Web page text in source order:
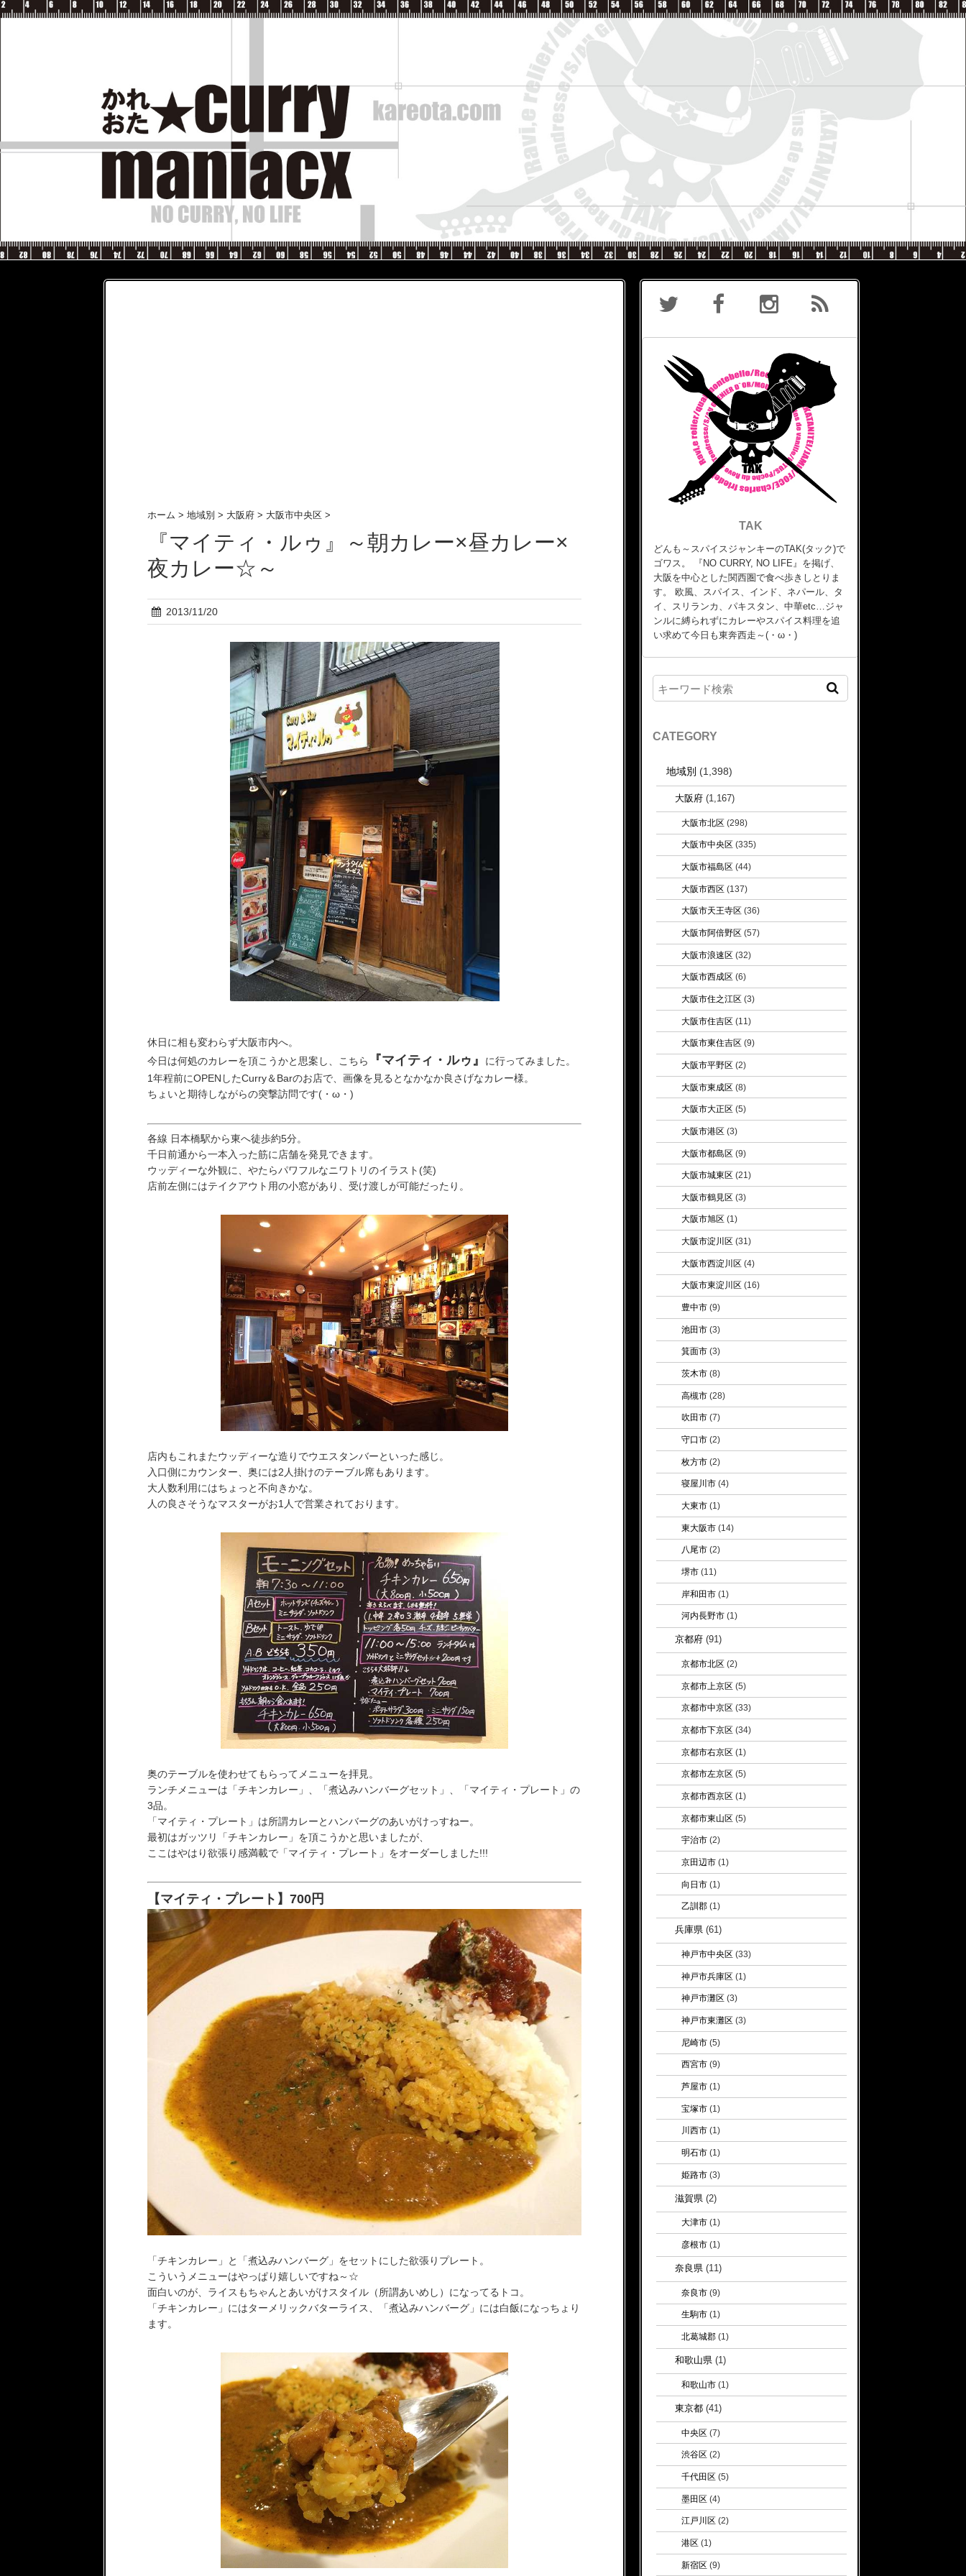
ホーム > 地域別 > 大阪府 > 大阪市中央区 >
『マイティ・ルゥ』～朝カレー×昼カレー×
夜カレー☆～
2013/11/20
休日に相も変わらず大阪市内へ。
今日は何処のカレーを頂こうかと思案し、こちら
『マイティ・ルゥ』
に行ってみました。
1年程前にOPENしたCurry＆Barのお店で、画像を見るとなかなか良さげなカレー様。
ちょいと期待しながらの突撃訪問です(・ω・)
各線 日本橋駅から東へ徒歩約5分。
千日前通から一本入った筋に店舗を発見できます。
ウッディーな外観に、やたらパワフルなニワトリのイラスト(笑)
店前左側にはテイクアウト用の小窓があり、受け渡しが可能だったり。
店内もこれまたウッディーな造りでウエスタンバーといった感じ。
入口側にカウンター、奥には2人掛けのテーブル席もあります。
大人数利用にはちょっと不向きかな。
人の良さそうなマスターがお1人で営業されております。
奥のテーブルを使わせてもらってメニューを拝見。
ランチメニューは「チキンカレー」、「煮込みハンバーグセット」、「マイティ・プレート」の
3品。
「マイティ・プレート」は所謂カレーとハンバーグのあいがけっすねー。
最初はガッツリ「チキンカレー」を頂こうかと思いましたが、
ここはやはり欲張り感満載で「マイティ・プレート」をオーダーしました!!!
【マイティ・プレート】700円
「チキンカレー」と「煮込みハンバーグ」をセットにした欲張りプレート。
こういうメニューはやっぱり嬉しいですね～☆
面白いのが、ライスもちゃんとあいがけスタイル（所謂あいめし）になってるトコ。
「チキンカレー」にはターメリックバターライス、「煮込みハンバーグ」には白飯になっちょり
ます。
TAK
どんも～スパイスジャンキーのTAK(タック)で
ゴワス。 『NO CURRY, NO LIFE』を掲げ、
大阪を中心とした関西圏で食べ歩きしとりま
す。 欧風、スパイス、インド、ネパール、タ
イ、スリランカ、パキスタン、中華etc…ジャ
ンルに縛られずにカレーやスパイス料理を追
い求めて今日も東奔西走～(・ω・)
CATEGORY
地域別 (1,398)
大阪府(1,167)
大阪市北区(298)
大阪市中央区 (335)
大阪市福島区(44)
大阪市西区(137)
大阪市天王寺区 (36)
大阪市阿倍野区(57)
大阪市浪速区(32)
大阪市西成区 (6)
大阪市住之江区(3)
大阪市住吉区(11)
大阪市東住吉区 (9)
大阪市平野区(2)
大阪市東成区(8)
大阪市大正区 (5)
大阪市港区(3)
大阪市都島区(9)
大阪市城東区 (21)
大阪市鶴見区(3)
大阪市旭区 (1)
大阪市淀川区 (31)
大阪市西淀川区(4)
大阪市東淀川区 (16)
豊中市(9)
池田市(3)
箕面市(3)
茨木市(8)
高槻市(28)
吹田市(7)
守口市(2)
枚方市(2)
寝屋川市(4)
大東市(1)
東大阪市(14)
八尾市(2)
堺市(11)
岸和田市(1)
河内長野市(1)
京都府(91)
京都市北区 (2)
京都市上京区(5)
京都市中京区 (33)
京都市下京区(34)
京都市右京区(1)
京都市左京区 (5)
京都市西京区(1)
京都市東山区(5)
宇治市(2)
京田辺市(1)
向日市(1)
乙訓郡(1)
兵庫県(61)
神戸市中央区(33)
神戸市兵庫区(1)
神戸市灘区 (3)
神戸市東灘区(3)
尼崎市(5)
西宮市(9)
芦屋市(1)
宝塚市(1)
川西市(1)
明石市(1)
姫路市(3)
滋賀県(2)
大津市(1)
彦根市(1)
奈良県(11)
奈良市(9)
生駒市(1)
北葛城郡(1)
和歌山県(1)
和歌山市(1)
東京都(41)
中央区(7)
渋谷区 (2)
千代田区(5)
墨田区(4)
江戸川区 (2)
港区(1)
新宿区(9)